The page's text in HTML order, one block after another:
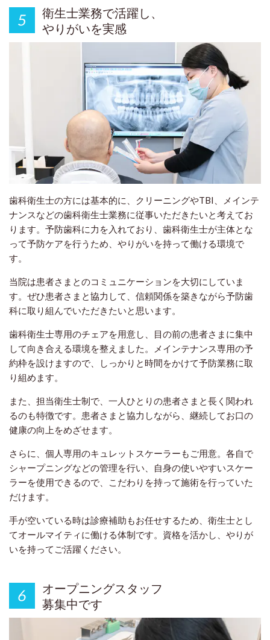
衛生士業務で活躍し、
やりがいを実感
歯科衛生士の方には基本的に、クリーニングやTBI、メインテ
ナンスなどの歯科衛生士業務に従事いただきたいと考えてお
ります。予防歯科に力を入れており、歯科衛生士が主体とな
って予防ケアを行うため、やりがいを持って働ける環境で
す。
当院は患者さまとのコミュニケーションを大切にしていま
す。ぜひ患者さまと協力して、信頼関係を築きながら予防歯
科に取り組んでいただきたいと思います。
歯科衛生士専用のチェアを用意し、目の前の患者さまに集中
して向き合える環境を整えました。メインテナンス専用の予
約枠を設けますので、しっかりと時間をかけて予防業務に取
り組めます。
また、担当衛生士制で、一人ひとりの患者さまと長く関われ
るのも特徴です。患者さまと協力しながら、継続してお口の
健康の向上をめざせます。
さらに、個人専用のキュレットスケーラーもご用意。各自で
シャープニングなどの管理を行い、自身の使いやすいスケー
ラーを使用できるので、こだわりを持って施術を行っていた
だけます。
手が空いている時は診療補助もお任せするため、衛生士とし
てオールマイティに働ける体制です。資格を活かし、やりが
いを持ってご活躍ください。
オープニングスタッフ
募集中です